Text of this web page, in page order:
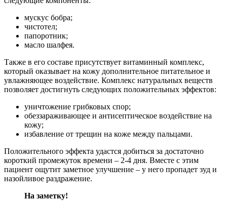
мускус бобра;
чистотел;
папоротник;
масло шалфея.
Также в его составе присутствует витаминный комплекс,
который оказывает на кожу дополнительное питательное и
увлажняющее воздействие. Комплекс натуральных веществ
позволяет достигнуть следующих положительных эффектов:
уничтожение грибковых спор;
обеззараживающее и антисептическое воздействие на
кожу;
избавление от трещин на коже между пальцами.
Положительного эффекта удастся добиться за достаточно
короткий промежуток времени – 2-4 дня. Вместе с этим
пациент ощутит заметное улучшение – у него пропадет зуд и
назойливое раздражение.
На заметку!